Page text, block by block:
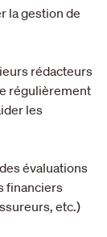
la gestion de
rédacteurs
régulièrement
les
évaluations
financiers
etc.)